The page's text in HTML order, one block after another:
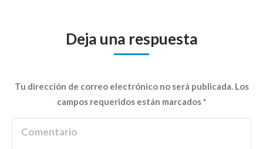
Deja una respuesta
Tu dirección de correo electrónico no será publicada. Los
campos requeridos están marcados*
Comentario